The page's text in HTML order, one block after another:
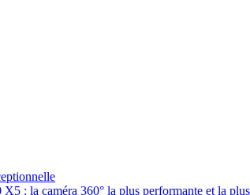
: la caméra 360° la plus performante et la